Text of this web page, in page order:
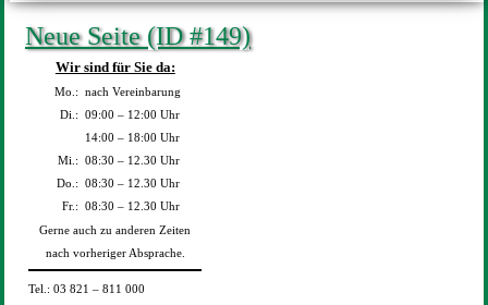
Neue Seite (ID #149)
Wir sind für Sie da:
Mo.:
Di.:
Mi.:
Do.:
Fr.:
nach Vereinbarung
09:00 – 12:00 Uhr
14:00 – 18:00 Uhr
08:30 – 12.30 Uhr
08:30 – 12.30 Uhr
08:30 – 12.30 Uhr
Gerne auch zu anderen Zeiten
nach vorheriger Absprache.
Tel.: 03 821 – 811 000